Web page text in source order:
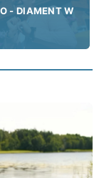
- DIAMENT W